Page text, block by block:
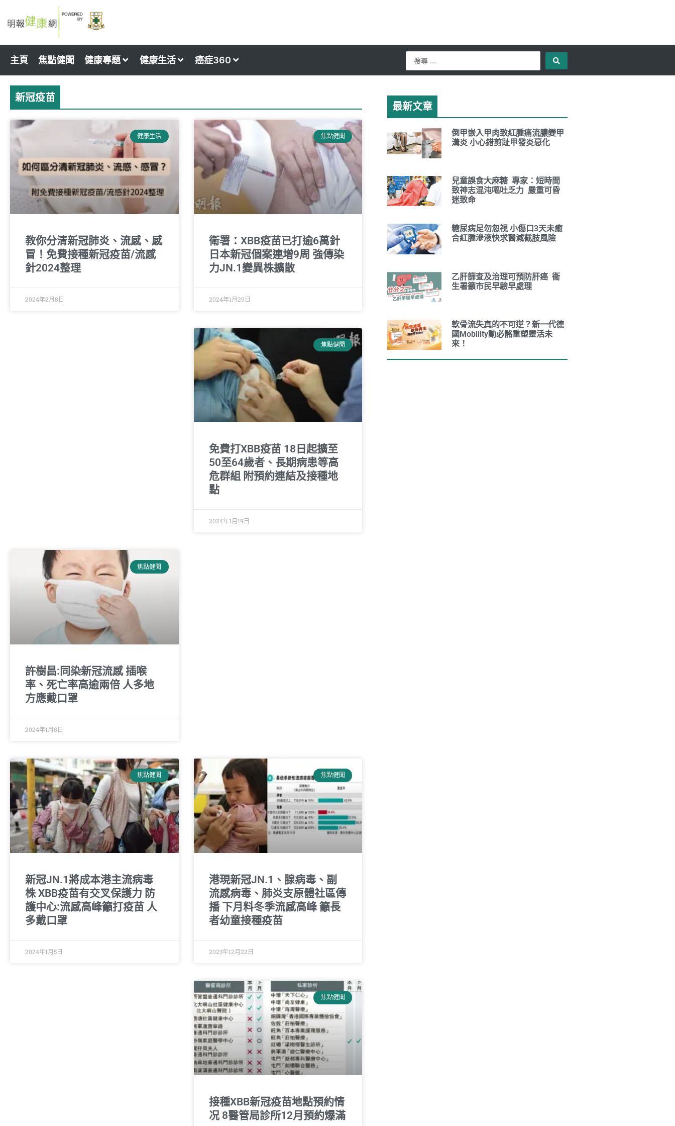
to
主頁 焦點健聞 健康專題 健康生活 癌症360
Search
...
新冠疫苗
健康生活
教你分清新冠肺炎、流感、感
冒！免費接種新冠疫苗/流感
針2024整理
2024年2月8日
焦點健聞
衛署：XBB疫苗已打逾6萬針
日本新冠個案連增9周 強傳染
力JN.1變異株擴散
2024年1月29日
焦點健聞
免費打XBB疫苗 18日起擴至
50至64歲者、長期病患等高
危群組 附預約連結及接種地
點
2024年1月19日
焦點健聞
許樹昌:同染新冠流感 插喉
率、死亡率高逾兩倍 人多地
方應戴口罩
2024年1月8日
焦點健聞
新冠JN.1將成本港主流病毒
株 XBB疫苗有交叉保護力 防
護中心:流感高峰籲打疫苗 人
多戴口罩
2024年1月5日
焦點健聞
港現新冠JN.1、腺病毒、副
流感病毒、肺炎支原體社區傳
播 下月料冬季流感高峰 籲長
者幼童接種疫苗
2023年12月22日
焦點健聞
接種XBB新冠疫苗地點預約情
况 8醫管局診所12月預約爆滿
Page Page
最新文章
倒甲嵌入甲肉致紅腫痛流膿變甲
溝炎 小心錯剪趾甲發炎惡化
兒童誤食大麻糖 專家：短時間
致神志混沌嘔吐乏力 嚴重可昏
迷致命
糖尿病足勿忽視 小傷口3天未癒
合紅腫滲液快求醫減截肢風險
乙肝篩查及治理可預防肝癌 衞
生署籲市民早驗早處理
軟骨流失真的不可逆？新一代德
國Mobility動必骼重塑靈活未
來！